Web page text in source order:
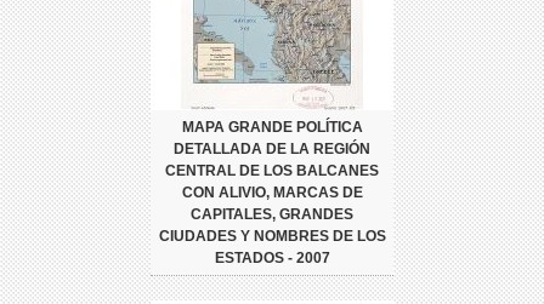
MAPA GRANDE POLÍTICA
DETALLADA DE LA REGIÓN
CENTRAL DE LOS BALCANES
CON ALIVIO, MARCAS DE
CAPITALES, GRANDES
CIUDADES Y NOMBRES DE LOS
ESTADOS - 2007